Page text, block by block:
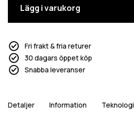
Lägg i varukorg
Fri frakt & fria returer
30 dagars öppet köp
Snabba leveranser
Detaljer Information Teknologi